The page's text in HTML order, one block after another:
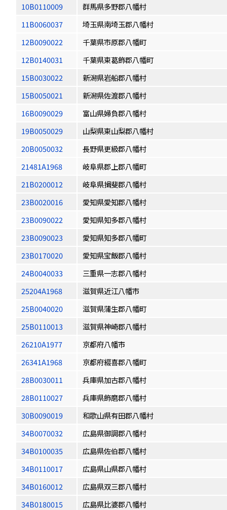
10B0110009
群馬県多野郡八幡村
11B0060037
埼玉県南埼玉郡八幡村
12B0090022
千葉県市原郡八幡町
12B0140031
千葉県東葛飾郡八幡町
15B0030022
新潟県岩船郡八幡村
15B0050021
新潟県佐渡郡八幡村
16B0090029
富山県婦負郡八幡村
19B0050029
山梨県東山梨郡八幡村
20B0050032
長野県更級郡八幡村
21481A1968
岐阜県郡上郡八幡町
21B0200012
岐阜県揖斐郡八幡村
23B0020016
愛知県愛知郡八幡村
23B0090022
愛知県知多郡八幡村
23B0090023
愛知県知多郡八幡町
23B0170020
愛知県宝飯郡八幡村
24B0040033
三重県一志郡八幡村
25204A1968
滋賀県近江八幡市
25B0040020
滋賀県蒲生郡八幡町
25B0110013
滋賀県神崎郡八幡村
26210A1977
京都府八幡市
26341A1968
京都府綴喜郡八幡町
28B0030011
兵庫県加古郡八幡村
28B0110027
兵庫県飾磨郡八幡村
30B0090019
和歌山県有田郡八幡村
34B0070032
広島県御調郡八幡村
34B0100035
広島県佐伯郡八幡村
34B0110017
広島県山県郡八幡村
34B0160012
広島県双三郡八幡村
34B0180015
広島県比婆郡八幡村